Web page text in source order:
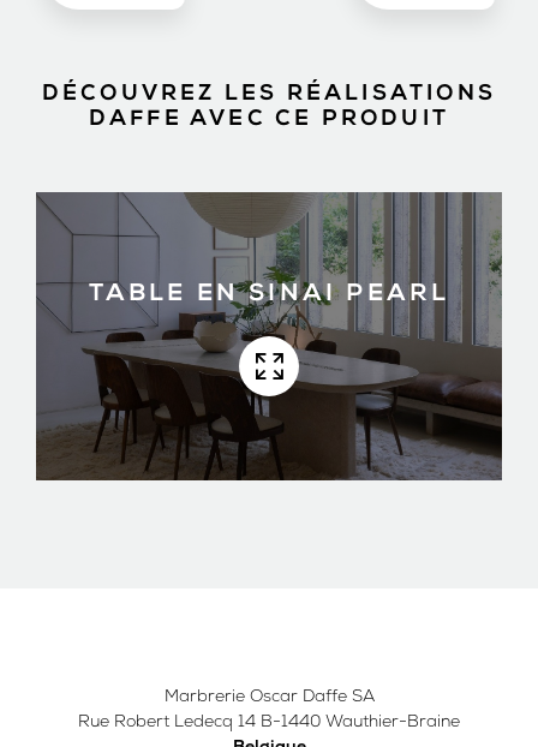
DÉCOUVREZ LES RÉALISATIONS
DAFFE AVEC CE PRODUIT
TABLE EN SINAI PEARL
Marbrerie Oscar Daffe SA
Rue Robert Ledecq 14 B-1440 Wauthier-Braine